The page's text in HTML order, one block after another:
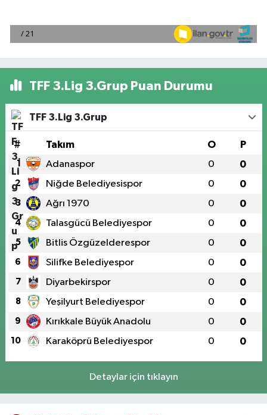
TFF 3.Lig 3.Grup Puan Durumu
TFF 3.Lig 3.Grup
# Takım O P
1 Adanaspor 0 0
2 Niğde Belediyesispor 0 0
3 Ağrı 1970 0 0
4 Talasgücü Belediyespor 0 0
5 Bitlis Özgüzelderespor 0 0
6 Silifke Belediyespor 0 0
7 Diyarbekirspor 0 0
8 Yeşilyurt Belediyespor 0 0
9 Kırıkkale Büyük Anadolu 0 0
10 Karaköprü Belediyespor 0 0
Detaylar için tıklayın